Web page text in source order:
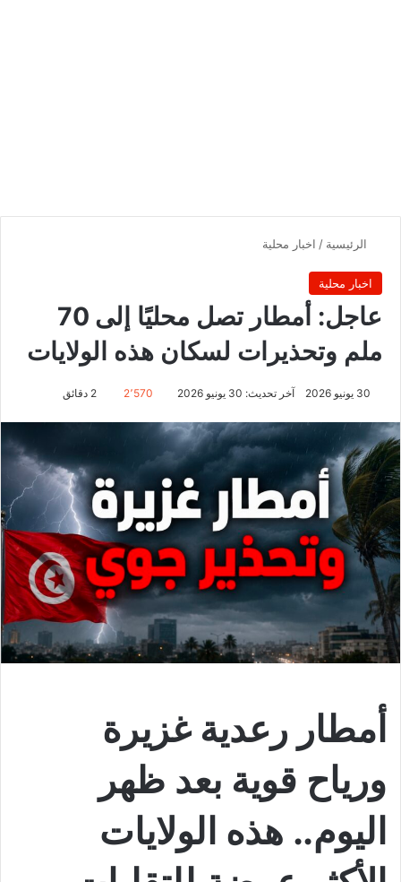
الرئيسية / اخبار محلية
اخبار محلية
عاجل: أمطار تصل محليًا إلى 70
ملم وتحذيرات لسكان هذه الولايات
30 يونيو 2026 آخر تحديث: 30 يونيو 2026 2٬570
أمطار رعدية غزيرة
ورياح قوية بعد ظهر
اليوم.. هذه الولايات